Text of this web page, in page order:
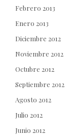
Febrero 2013
Enero 2013
Diciembre 2012
Noviembre 2012
Octubre 2012
Septiembre 2012
Agosto 2012
Julio 2012
Junio 2012